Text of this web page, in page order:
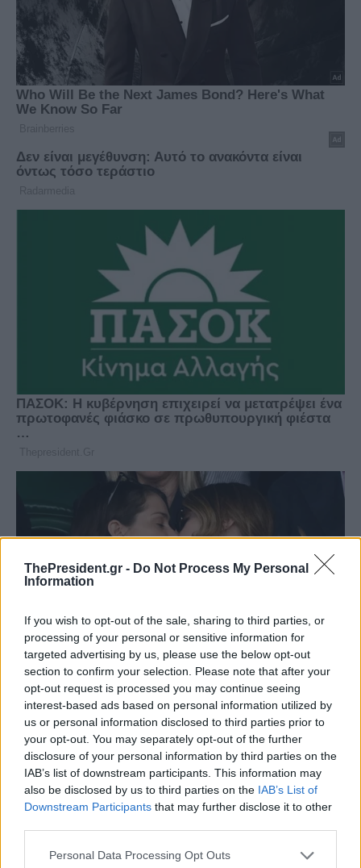
ThePresident.gr - Do Not Process My Personal
Information
If you wish to opt-out of the sale, sharing to third parties, or
processing of your personal or sensitive information for
targeted advertising by us, please use the below opt-out
section to confirm your selection. Please note that after your
opt-out request is processed you may continue seeing
interest-based ads based on personal information utilized by
us or personal information disclosed to third parties prior to
your opt-out. You may separately opt-out of the further
disclosure of your personal information by third parties on the
IAB’s list of downstream participants. This information may
also be disclosed by us to third parties on the IAB’s List of
Downstream Participants that may further disclose it to other
Personal Data Processing Opt Outs